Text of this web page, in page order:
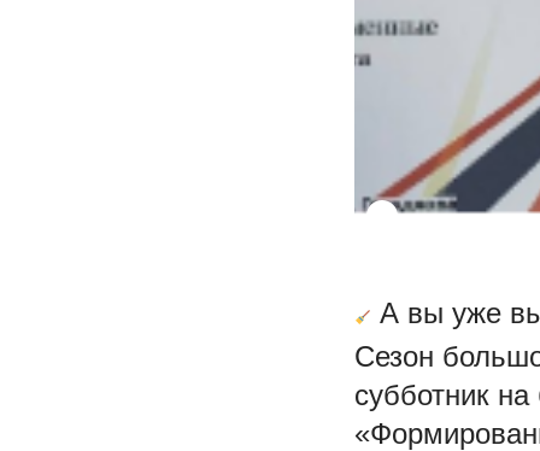
А вы уже
Сезон
субботник